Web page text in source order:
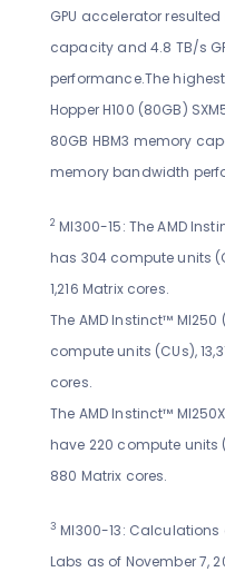
GPU accelerator resulted
capacity and 4.8 TB/s
performance.The
Hopper H100 (80GB)
80GB HBM3 memory
memory bandwidth
2 MI300-15: The AMD
has 304 compute units
1,216 Matrix cores.
The AMD Instinct™
compute units (CUs),
cores.
The AMD Instinct™
have 220 compute units
880 Matrix cores.
3 MI300-13:
Labs as of November 7,